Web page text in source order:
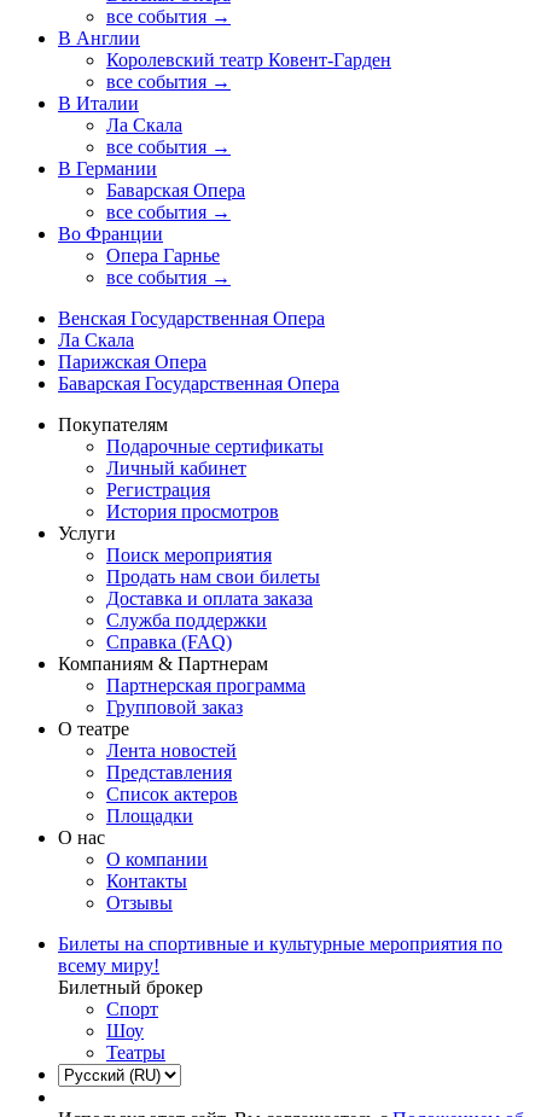
все события →
В Англии
Королевский театр Ковент-Гарден
все события →
В Италии
Ла Скала
все события →
В Германии
Баварская Опера
все события →
Во Франции
Опера Гарнье
все события →
Венская Государственная Опера
Ла Скала
Парижская Опера
Баварская Государственная Опера
Покупателям
Подарочные сертификаты
Личный кабинет
Регистрация
История просмотров
Услуги
Поиск мероприятия
Продать нам свои билеты
Доставка и оплата заказа
Служба поддержки
Справка (FAQ)
Компаниям & Партнерам
Партнерская программа
Групповой заказ
О театре
Лента новостей
Представления
Список актеров
Площадки
О нас
О компании
Контакты
Отзывы
Билеты на спортивные и культурные мероприятия по
всему миру!
Билетный брокер
Спорт
Шоу
Театры